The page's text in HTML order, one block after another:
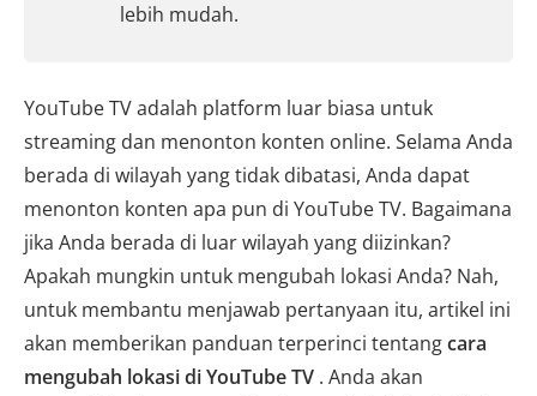
lebih mudah.
YouTube TV adalah platform luar biasa untuk
streaming dan menonton konten online. Selama Anda
berada di wilayah yang tidak dibatasi, Anda dapat
menonton konten apa pun di YouTube TV. Bagaimana
jika Anda berada di luar wilayah yang diizinkan?
Apakah mungkin untuk mengubah lokasi Anda? Nah,
untuk membantu menjawab pertanyaan itu, artikel ini
akan memberikan panduan terperinci tentangcara
mengubah lokasi di YouTube TV . Anda akan